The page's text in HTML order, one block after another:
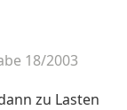
18/2003
zu Lasten